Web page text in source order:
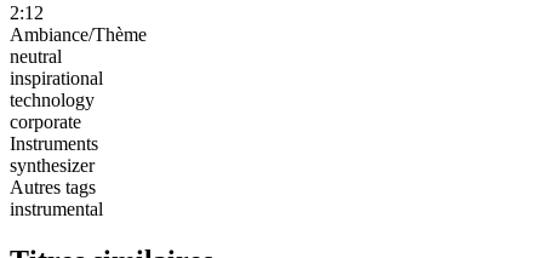
2:12
Ambiance/Thème
neutral
inspirational
technology
corporate
Instruments
synthesizer
Autres tags
instrumental